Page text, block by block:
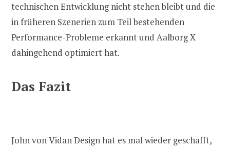
technischen Entwicklung nicht stehen bleibt und die
in früheren Szenerien zum Teil bestehenden
Performance-Probleme erkannt und Aalborg X
dahingehend optimiert hat.
Das Fazit
John von Vidan Design hat es mal wieder geschafft,